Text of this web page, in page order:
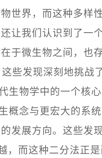
世界，而这种多样
让我们认识到了一
于微生物之间，也
些发现深刻地挑战
生物学中的一个核
概念与更宏大的系
发展方向。这些发
，而这种二分法正